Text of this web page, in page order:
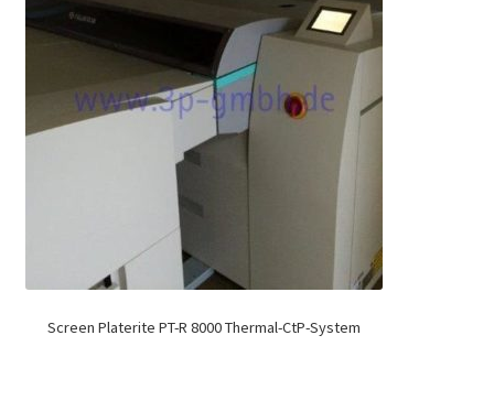
Screen Platerite PT-R 8000 Thermal-CtP-System